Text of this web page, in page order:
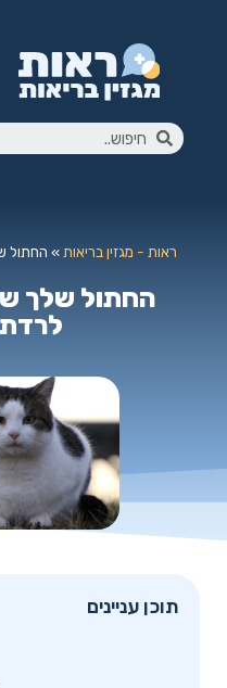
ראות - מגזין בריאות» החתול
החתול שלך
תוכן עניינים